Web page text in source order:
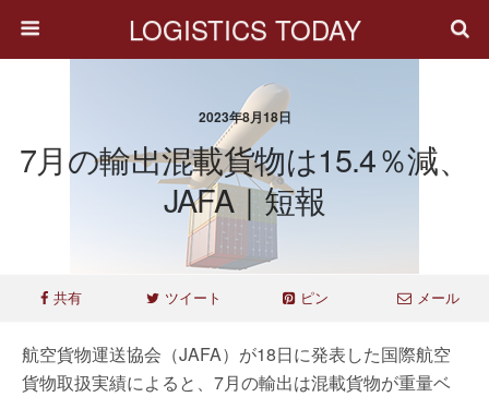
LOGISTICS TODAY
2023年8月18日
7月の輸出混載貨物は15.4％減、
JAFA｜短報
共有 ツイート ピン メール
航空貨物運送協会（JAFA）が18日に発表した国際航空
貨物取扱実績によると、7月の輸出は混載貨物が重量ベ